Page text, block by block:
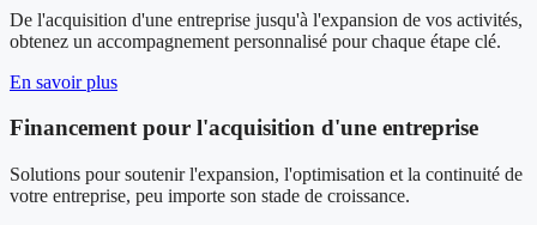
De l'acquisition d'une entreprise jusqu'à l'expansion de vos activités,
obtenez un accompagnement personnalisé pour chaque étape clé.
En savoir plus
Financement pour l'acquisition d'une entreprise
Solutions pour soutenir l'expansion, l'optimisation et la continuité de
votre entreprise, peu importe son stade de croissance.